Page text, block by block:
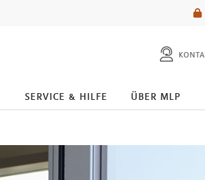
diese website
service & hilfe über mlp